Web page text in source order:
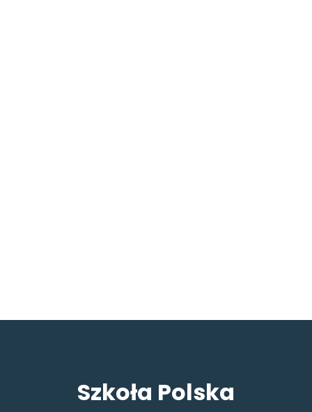
Szkoła Polska